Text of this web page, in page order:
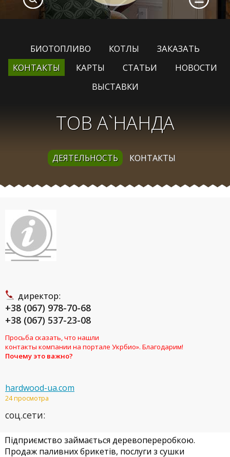
БИОТОПЛИВО КОТЛЫ
ЗАКАЗАТЬ
КОНТАКТЫ
КАРТЫ СТАТЬИ
НОВОСТИ
ВЫСТАВКИ
ТОВ А`НАНДА
ДЕЯТЕЛЬНОСТЬ КОНТАКТЫ
директор:
+38 (067) 978-70-68
+38 (067) 537-23-08
Просьба сказать, что нашли
контакты компании на портале Укрбио». Благодарим!
Почему это важно?
hardwood-ua.com
24 просмотра
соц.сети:
Підприємство займається деревопереробкою.
Продаж паливних брикетів, послуги з сушки